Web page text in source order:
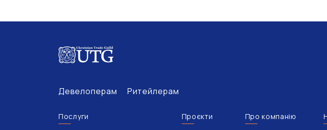
Девелоперам Ритейлерам
Послуги
Проєкти
Про компанію